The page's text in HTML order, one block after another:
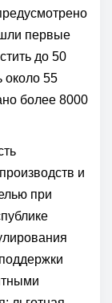
первые
до 50
около 55
более 8000
и
при